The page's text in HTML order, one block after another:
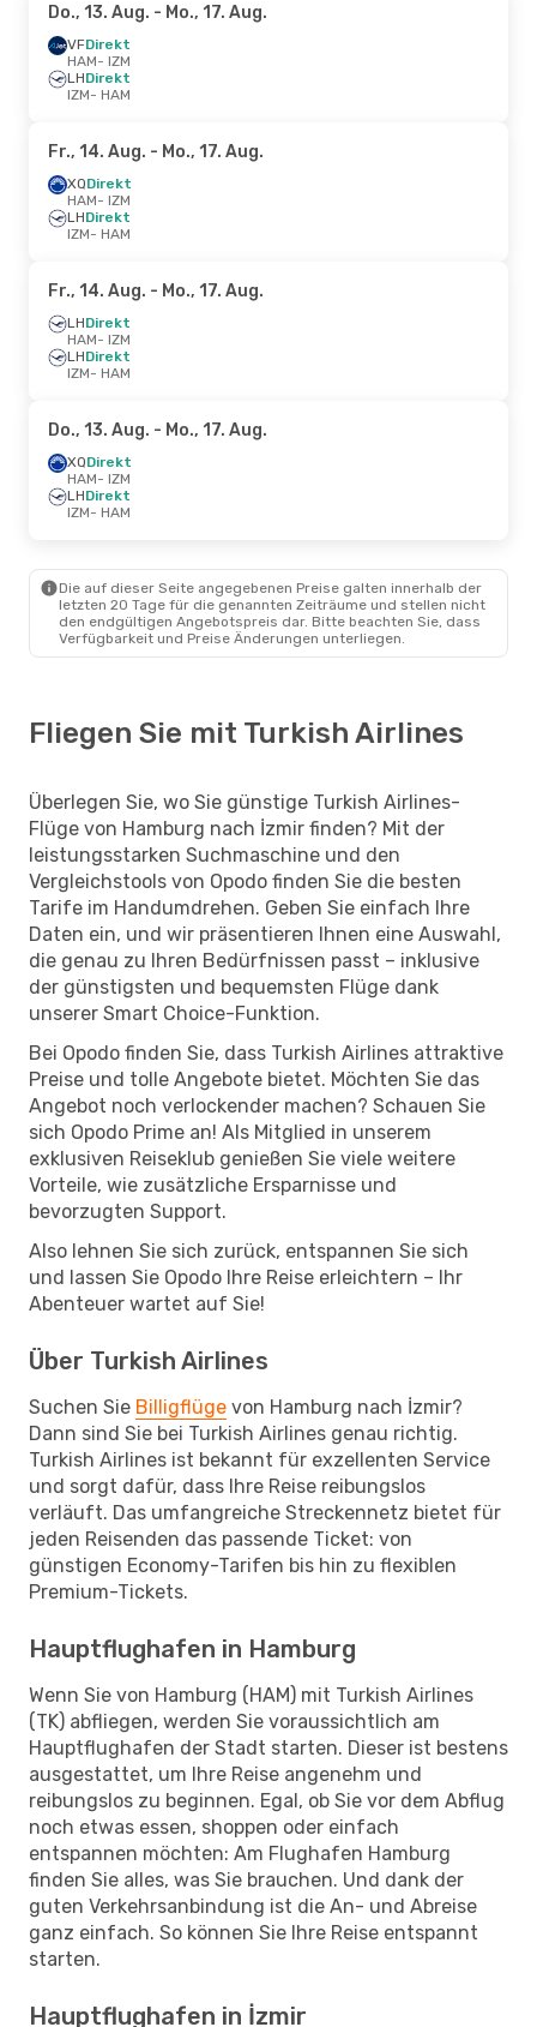
Do., 13. Aug. - Mo., 17. Aug.
VFDirekt
HAM- IZM
LHDirekt
IZM- HAM
Fr., 14. Aug. - Mo., 17. Aug.
XQDirekt
HAM- IZM
LHDirekt
IZM- HAM
Fr., 14. Aug. - Mo., 17. Aug.
LHDirekt
HAM- IZM
LHDirekt
IZM- HAM
Do., 13. Aug. - Mo., 17. Aug.
XQDirekt
HAM- IZM
LHDirekt
IZM- HAM
Die auf dieser Seite angegebenen Preise galten innerhalb der
letzten 20 Tage für die genannten Zeiträume und stellen nicht
den endgültigen Angebotspreis dar. Bitte beachten Sie, dass
Verfügbarkeit und Preise Änderungen unterliegen.
Fliegen Sie mit Turkish Airlines
Überlegen Sie, wo Sie günstige Turkish Airlines-
Flüge von Hamburg nach İzmir finden? Mit der
leistungsstarken Suchmaschine und den
Vergleichstools von Opodo finden Sie die besten
Tarife im Handumdrehen. Geben Sie einfach Ihre
Daten ein, und wir präsentieren Ihnen eine Auswahl,
die genau zu Ihren Bedürfnissen passt – inklusive
der günstigsten und bequemsten Flüge dank
unserer Smart Choice-Funktion.
Bei Opodo finden Sie, dass Turkish Airlines attraktive
Preise und tolle Angebote bietet. Möchten Sie das
Angebot noch verlockender machen? Schauen Sie
sich Opodo Prime an! Als Mitglied in unserem
exklusiven Reiseklub genießen Sie viele weitere
Vorteile, wie zusätzliche Ersparnisse und
bevorzugten Support.
Also lehnen Sie sich zurück, entspannen Sie sich
und lassen Sie Opodo Ihre Reise erleichtern – Ihr
Abenteuer wartet auf Sie!
Über Turkish Airlines
Suchen Sie Billigflüge von Hamburg nach İzmir?
Dann sind Sie bei Turkish Airlines genau richtig.
Turkish Airlines ist bekannt für exzellenten Service
und sorgt dafür, dass Ihre Reise reibungslos
verläuft. Das umfangreiche Streckennetz bietet für
jeden Reisenden das passende Ticket: von
günstigen Economy-Tarifen bis hin zu flexiblen
Premium-Tickets.
Hauptflughafen in Hamburg
Wenn Sie von Hamburg (HAM) mit Turkish Airlines
(TK) abfliegen, werden Sie voraussichtlich am
Hauptflughafen der Stadt starten. Dieser ist bestens
ausgestattet, um Ihre Reise angenehm und
reibungslos zu beginnen. Egal, ob Sie vor dem Abflug
noch etwas essen, shoppen oder einfach
entspannen möchten: Am Flughafen Hamburg
finden Sie alles, was Sie brauchen. Und dank der
guten Verkehrsanbindung ist die An- und Abreise
ganz einfach. So können Sie Ihre Reise entspannt
starten.
Hauptflughafen in İzmir